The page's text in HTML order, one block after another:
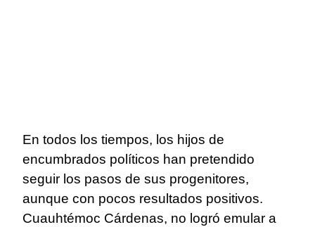
En todos los tiempos, los hijos de
encumbrados políticos han pretendido
seguir los pasos de sus progenitores,
aunque con pocos resultados positivos.
Cuauhtémoc Cárdenas, no logró emular a